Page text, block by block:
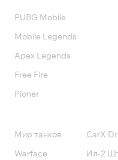
PUBG Mobile
Mobile Legends
Apex Legends
Free Fire
Pioner
Мир танков
Warface
CarX
Ил-2